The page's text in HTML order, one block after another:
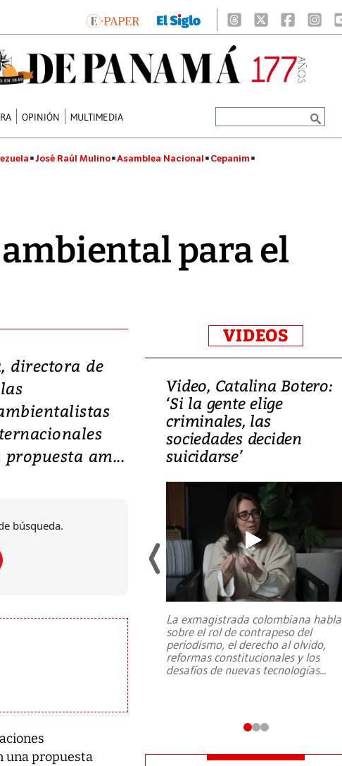
OPINIÓN MULTIMEDIA
José Raúl Mulino Asamblea Nacional Cepanim
para el
directora de
am...
búsqueda.
una propuesta
VIDEOS
Terremoto
y graves
Kumamoto
provocando una
Video, Catalina Botero:
‘Si la gente elige
criminales, las
sociedades deciden
suicidarse’
La exmagistrada colombiana habla
sobre el rol de contrapeso del
periodismo, el derecho al olvido,
reformas constitucionales y los
desafíos de nuevas tecnologías...